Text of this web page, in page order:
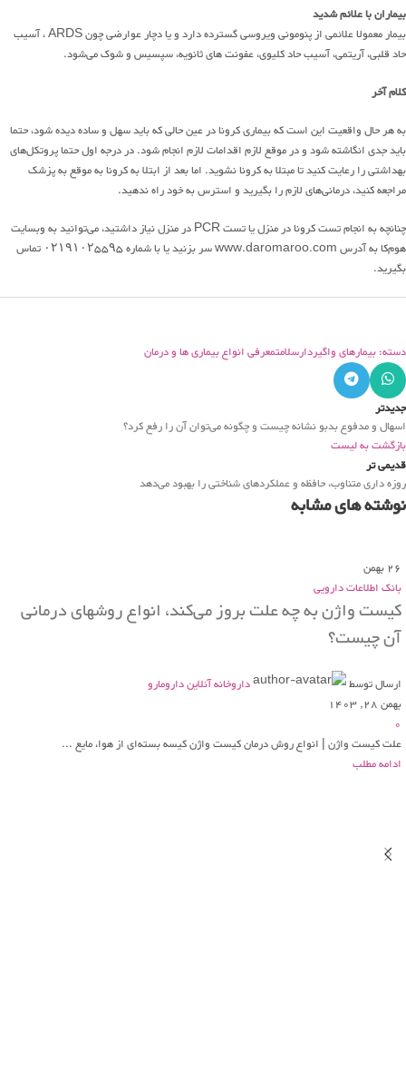
بیماران با علائم شدید
بیمار معمولا علائمی از پنومونی ویروسی گسترده دارد و یا دچار عوارضی چون ARDS ، آسیب
حاد قلبی، آریتمی، آسیب حاد کلیوی، عفونت های ثانویه، سپسیس و شوک می‌شود.
کلام آخر
به هر حال واقعیت این است که بیماری کرونا در عین حالی که باید سهل و ساده دیده شود، حتما
باید جدی انگاشته شود و در موقع لازم اقدامات لازم انجام شود. در درجه اول حتما پروتکل‌های
بهداشتی را رعایت کنید تا مبتلا به کرونا نشوید. اما بعد از ابتلا به کرونا به موقع به پزشک
مراجعه کنید، درمانی‌های لازم را بگیرید و استرس به خود راه ندهید.
چنانچه به انجام تست کرونا در منزل یا تست PCR در منزل نیاز داشتید، می‌توانید به وبسایت
هوم‌کا به آدرس www.daromaroo.com سر بزنید یا با شماره ۰۲۱۹۱۰۲۵۵۹۵ تماس
بگیرید.
دسته: بیمارهای واگیردارسلامتمعرفی انواع بیماری ها و درمان
جدیدتر
اسهال و مدفوع بدبو نشانه چیست و چگونه می‌توان آن را رفع کرد؟
بازگشت به لیست
قدیمی تر
روزه داری متناوب، حافظه و عملکردهای شناختی را بهبود می‌دهد
نوشته های مشابه
26بهمن
بانک اطلاعات دارویی
کیست واژن به چه علت بروز می‌کند، انواع روشهای درمانی
آن چیست؟
ارسال توسط
داروخانه آنلاین دارومارو
بهمن 28, 1403
0
علت کیست واژن | انواع روش درمان کیست واژن کیسه بسته‌ای از هوا، مایع ...
ادامه مطلب